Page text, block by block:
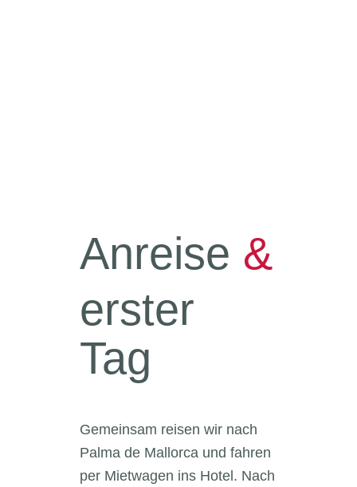
Anreise &
erster
Tag
Gemeinsam reisen wir nach
Palma de Mallorca und fahren
per Mietwagen ins Hotel. Nach